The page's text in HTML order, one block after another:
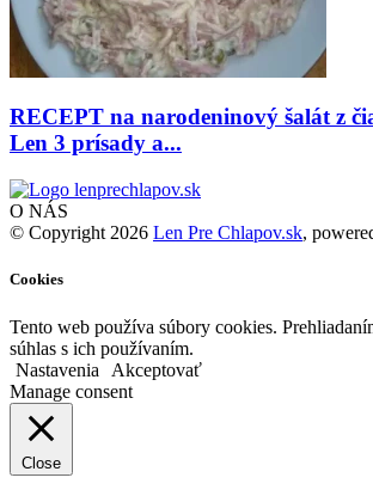
RECEPT na narodeninový šalát z
Len 3 prísady a...
O NÁS
© Copyright 2026 Len Pre Chlapov.sk,
Cookies
Tento web používa súbory cookies.
súhlas s ich používaním.
Nastavenia
Akceptovať
Manage consent
Close